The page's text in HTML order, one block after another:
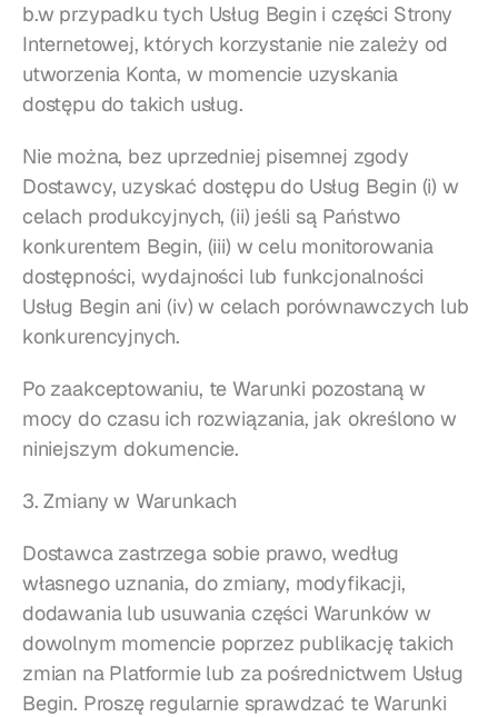
b.w przypadku tych Usług Begin i części Strony
Internetowej, których korzystanie nie zależy od
utworzenia Konta, w momencie uzyskania
dostępu do takich usług.
Nie można, bez uprzedniej pisemnej zgody
Dostawcy, uzyskać dostępu do Usług Begin (i) w
celach produkcyjnych, (ii) jeśli są Państwo
konkurentem Begin, (iii) w celu monitorowania
dostępności, wydajności lub funkcjonalności
Usług Begin ani (iv) w celach porównawczych lub
konkurencyjnych.
Po zaakceptowaniu, te Warunki pozostaną w
mocy do czasu ich rozwiązania, jak określono w
niniejszym dokumencie.
3. Zmiany w Warunkach
Dostawca zastrzega sobie prawo, według
własnego uznania, do zmiany, modyfikacji,
dodawania lub usuwania części Warunków w
dowolnym momencie poprzez publikację takich
zmian na Platformie lub za pośrednictwem Usług
Begin. Proszę regularnie sprawdzać te Warunki